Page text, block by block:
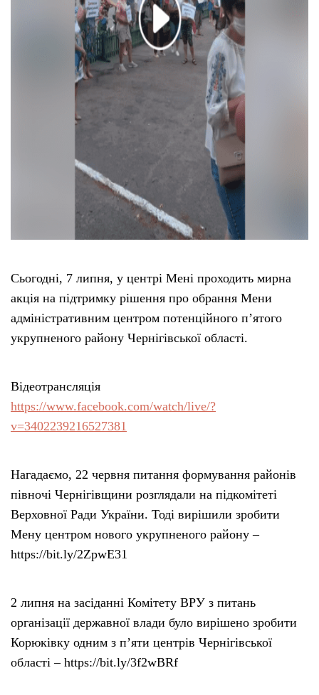
Сьогодні, 7 липня, у центрі Мені проходить мирна
акція на підтримку рішення про обрання Мени
адміністративним центром потенційного п’ятого
укрупненого району Чернігівської області.
Відеотрансляція
https://www.facebook.com/watch/live/?
v=3402239216527381
Нагадаємо, 22 червня питання формування районів
півночі Чернігівщини розглядали на підкомітеті
Верховної Ради України. Тоді вирішили зробити
Мену центром нового укрупненого району –
https://bit.ly/2ZpwE31
2 липня на засіданні Комітету ВРУ з питань
організації державної влади було вирішено зробити
Корюківку одним з п’яти центрів Чернігівської
області – https://bit.ly/3f2wBRf